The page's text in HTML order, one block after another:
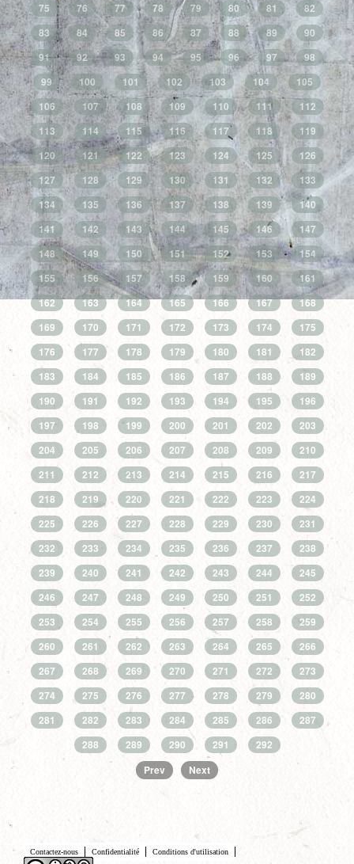
75
76 77 78 79 80 81
82
83
84 85 86 87 88 89
90
91
92 93 94 95 96 97
98
99
100 101 102 103 104
105
106
107 108 109 110 111
112
113
114 115 116 117 118
119
120
121 122 123 124 125
126
127
128 129 130 131 132
133
134
135 136 137 138 139
140
141
142 143 144 145 146
147
148
149 150 151 152 153
154
155
156 157 158 159 160
161
162
163 164 165 166 167
168
169
170 171 172 173 174
175
176
177 178 179 180 181
182
183
184 185 186 187 188
189
190
191 192 193 194 195
196
197
198 199 200 201 202
203
204
205 206 207 208 209
210
211
212 213 214 215 216
217
218
219 220 221 222 223
224
225
226 227 228 229 230
231
232
233 234 235 236 237
238
239
240 241 242 243 244
245
246
247 248 249 250 251
252
253
254 255 256 257 258
259
260
261 262 263 264 265
266
267
268 269 270 271 272
273
274
275 276 277 278 279
280
281
282 283 284 285 286
287
288
289 290 291
292
Prev
Next
Contactez-nous Confidentialité Conditions d'utilisation